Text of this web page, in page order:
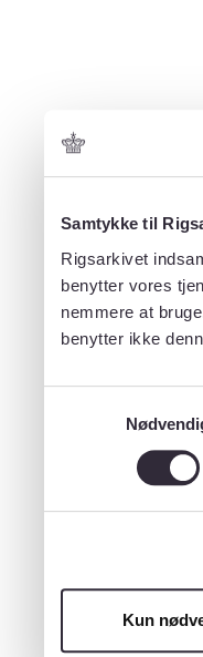
Samtykke til
Rigsarkivet
benytter vores
nemmere at
benytter ikke
Kun